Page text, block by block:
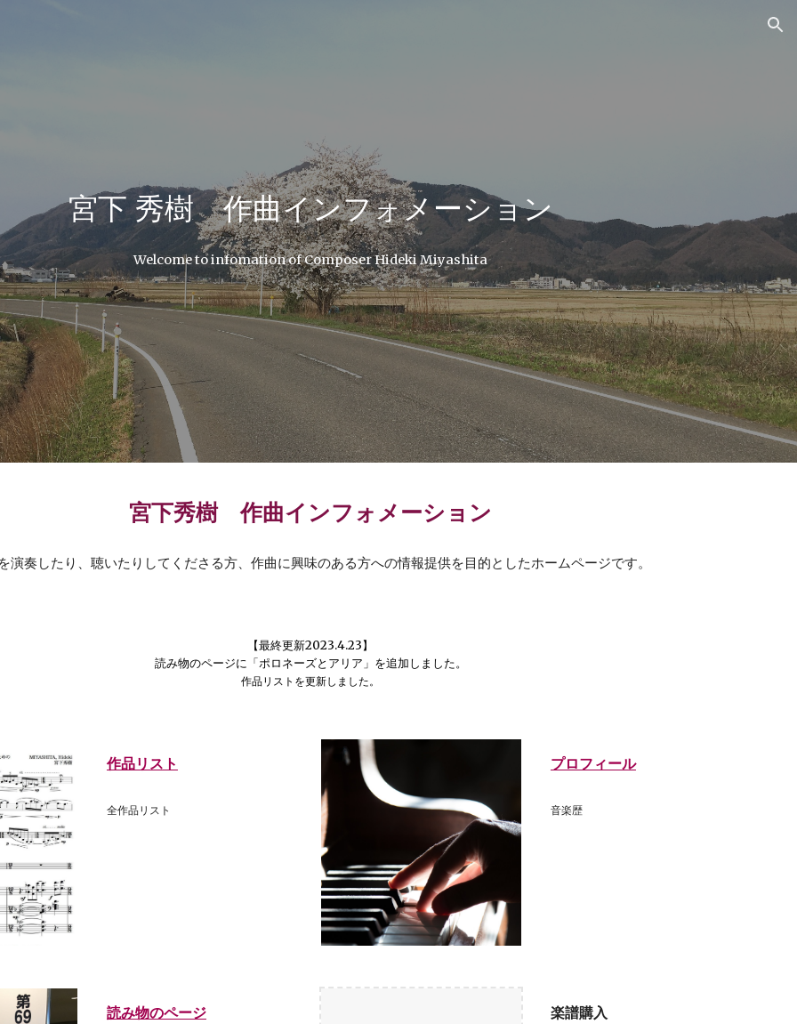
宮下 秀樹 作曲インフォメーション
Welcome to infomation of Composer Hideki Miyashita
宮下秀樹作曲インフォメーション
演奏したり、聴いたりしてくださる方、作曲に興味のある方への情報提供を目的としたホームページです。
【最終更新2023.4.23】
読み物のページに「ポロネーズとアリア」を追加しました。
作品リストを更新しました。
作品リスト
全作品リスト
プロフィール
音楽歴
読み物のページ 楽譜購入